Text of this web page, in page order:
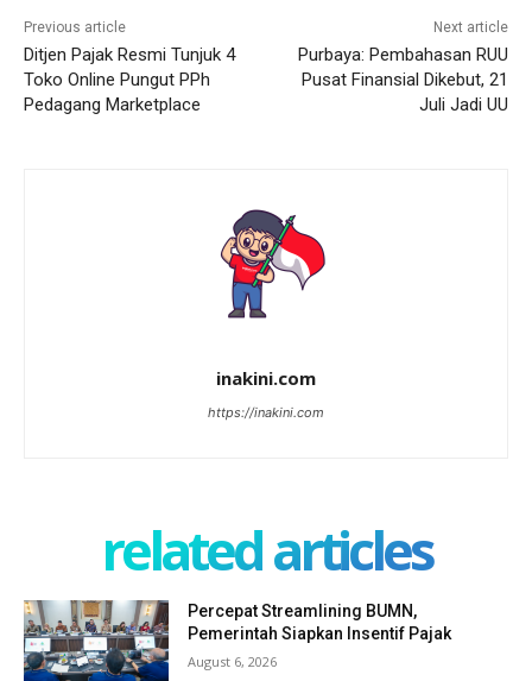
Previous article
Ditjen Pajak Resmi Tunjuk 4
Toko Online Pungut PPh
Pedagang Marketplace
Next article
Purbaya: Pembahasan RUU
Pusat Finansial Dikebut, 21
Juli Jadi UU
inakini.com
https://inakini.com
related articles
Percepat Streamlining BUMN,
Pemerintah Siapkan Insentif Pajak
August 6, 2026